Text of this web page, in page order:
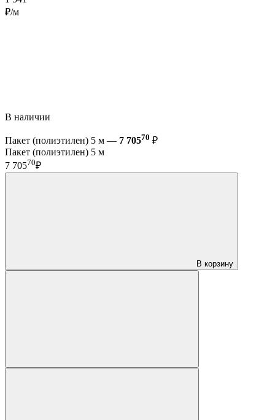
₽/м
В наличии
Пакет (полиэтилен) 5 м — 7 70570 ₽
Пакет (полиэтилен) 5 м
7 70570₽
В корзину